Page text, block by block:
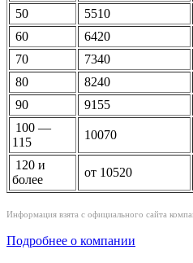
50
5510
60
6420
70
7340
80
8240
90
9155
100 —
115
10070
120 и
более
от 10520
Информация взята с официального сайта
Подробнее о компании